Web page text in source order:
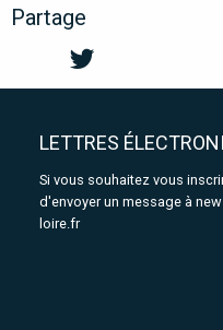
Partage
LETTRES
Si vous souhaitez vous
d'envoyer un message à
loire.fr